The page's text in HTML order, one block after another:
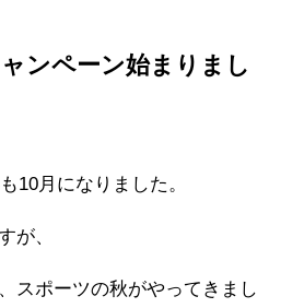
ンペーン始まりまし
10月になりました。
が、
スポーツの秋がやってきまし